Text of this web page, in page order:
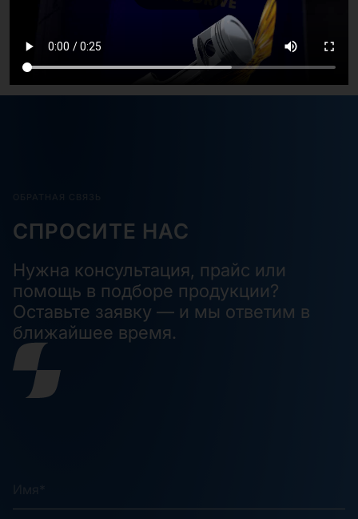
СПРОСИТЕ НАС
Нужна консультация, прайс или
помощь в подборе продукции?
Оставьте заявку — и мы ответим в
ближайшее время.